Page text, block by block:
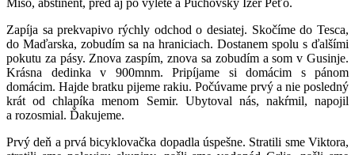
Zapíja sa prekvapivo rýchly odchod o desiatej. Skočíme do Tesca,
do Maďarska, zobudím sa na hraniciach. Dostanem spolu s ďalšími
pokutu za pásy. Znova zaspím, znova sa zobudím a som v Gusinje.
Krásna dedinka v 900mnm. Pripíjame si domácim s pánom
domácim. Hajde bratku pijeme rakiu. Počúvame prvý a nie posledný
krát od chlapíka menom Semir. Ubytoval nás, nakŕmil, napojil
a rozosmial. Ďakujeme.
Prvý deň a prvá bicyklovačka dopadla úspešne. Stratili sme Viktora,